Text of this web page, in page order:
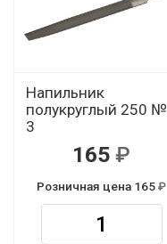
Напильник
полукруглый 250 №
3
165
Розничная цена 165